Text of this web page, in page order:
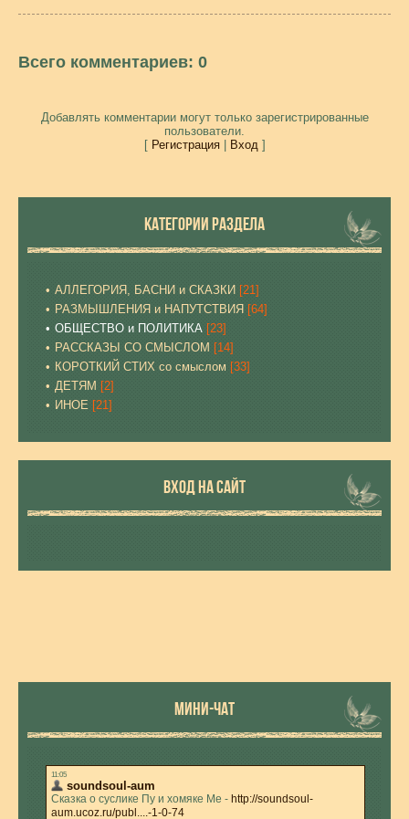
Всего комментариев: 0
Добавлять комментарии могут только зарегистрированные
пользователи.
[ Регистрация| Вход]
КАТЕГОРИИ РАЗДЕЛА
АЛЛЕГОРИЯ, БАСНИ и СКАЗКИ [21]
РАЗМЫШЛЕНИЯ и НАПУТСТВИЯ [64]
ОБЩЕСТВО и ПОЛИТИКА [23]
РАССКАЗЫ СО СМЫСЛОМ [14]
КОРОТКИЙ СТИХ со смыслом [33]
ДЕТЯМ [2]
ИНОЕ [21]
ВХОД НА САЙТ
МИНИ-ЧАТ